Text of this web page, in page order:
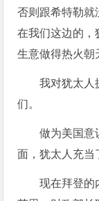
否则跟希特勒就
在我们这边的，
生意做得热火朝
我对犹太人
们。
做为美国意
面，犹太人充当
现在拜登的